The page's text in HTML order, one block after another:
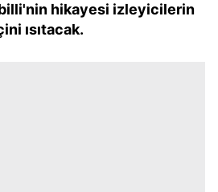
hikayesi izleyicilerin
ısıtacak.